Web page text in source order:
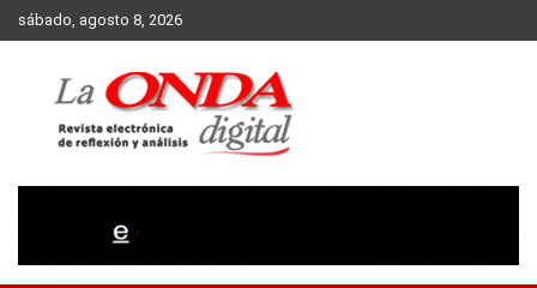
Skip
to
sábado, agosto 8, 2026